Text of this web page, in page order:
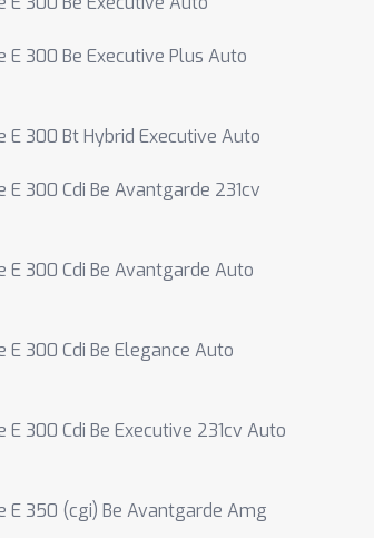
E 300 Be Executive Plus Auto
E 300 Bt Hybrid Executive Auto
E 300 Cdi Be Avantgarde 231cv
E 300 Cdi Be Avantgarde Auto
E 300 Cdi Be Elegance Auto
E 300 Cdi Be Executive 231cv Auto
E 350 (cgi) Be Avantgarde Amg